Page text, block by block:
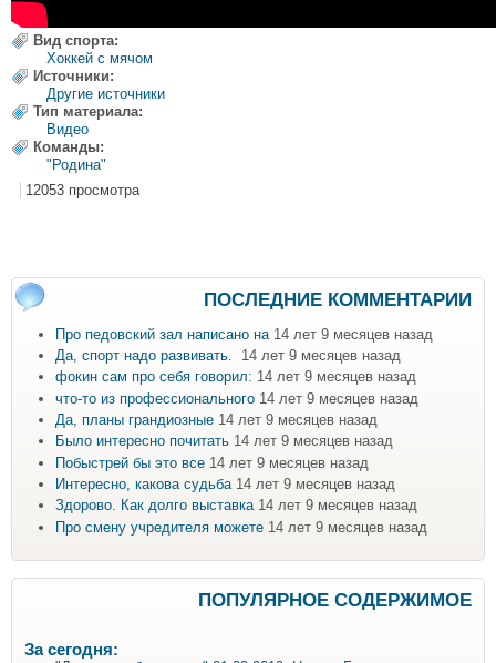
Вид спорта:
Хоккей с мячом
Источники:
Другие источники
Тип материала:
Видео
Команды:
"Родина"
12053 просмотра
ПОСЛЕДНИЕ КОММЕНТАРИИ
Про педовский зал написано на 14 лет 9 месяцев назад
Да, спорт надо развивать.
14 лет 9 месяцев назад
фокин сам про себя говорил: 14 лет 9 месяцев назад
что-то из профессионального 14 лет 9 месяцев назад
Да, планы грандиозные 14 лет 9 месяцев назад
Было интересно почитать 14 лет 9 месяцев назад
Побыстрей бы это все 14 лет 9 месяцев назад
Интересно, какова судьба 14 лет 9 месяцев назад
Здорово. Как долго выставка 14 лет 9 месяцев назад
Про смену учредителя можете 14 лет 9 месяцев назад
ПОПУЛЯРНОЕ СОДЕРЖИМОЕ
За сегодня: